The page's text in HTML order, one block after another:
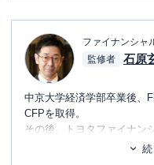
ファイナンシャ
監修者
石原
中京大学経済学部卒業後、
CFPを取得。
その後、トヨタファイナン
東京証券）、東海東京ウェ